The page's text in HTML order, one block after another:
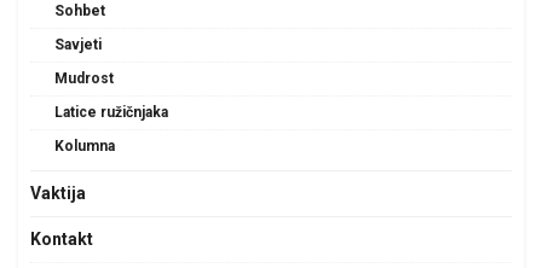
Sohbet
Savjeti
Mudrost
Latice ružičnjaka
Kolumna
Vaktija
Kontakt